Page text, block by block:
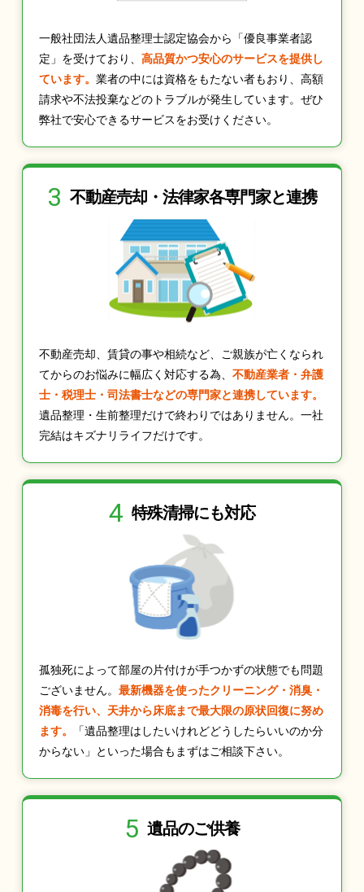
一般社団法人遺品整理士認定協会から「優良事業者認
定」を受けており、 高品質かつ安心のサービスを提供し
ています。 業者の中には資格をもたない者もおり、高額
請求や不法投棄などのトラブルが発生しています。ぜひ
弊社で安心できるサービスをお受けください。
3 不動産売却・法律家各専門家と連携
不動産売却、賃貸の事や相続など、ご親族が亡くなられ
てからのお悩みに幅広く対応する為、 不動産業者・弁護
士・税理士・司法書士などの専門家と連携しています。
遺品整理・生前整理だけで終わりではありません。一社
完結はキズナリライフだけです。
4 特殊清掃にも対応
孤独死によって部屋の片付けが手つかずの状態でも問題
ございません。 最新機器を使ったクリーニング・消臭・
消毒を行い、天井から床底まで最大限の原状回復に努め
ます。
「遺品整理はしたいけれどどうしたらいいのか分
からない」といった場合もまずはご相談下さい。
5 遺品のご供養